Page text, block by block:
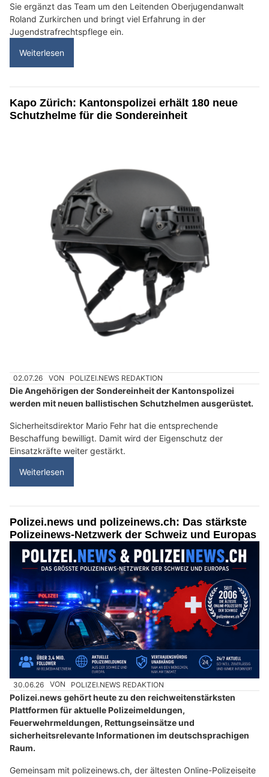
Sie ergänzt das Team um den Leitenden Oberjugendanwalt
Roland Zurkirchen und bringt viel Erfahrung in der
Jugendstrafrechtspflege ein.
Weiterlesen
Kapo Zürich: Kantonspolizei erhält 180 neue
Schutzhelme für die Sondereinheit
02.07.26 VON POLIZEI.NEWS REDAKTION
Die Angehörigen der Sondereinheit der Kantonspolizei
werden mit neuen ballistischen Schutzhelmen ausgerüstet.
Sicherheitsdirektor Mario Fehr hat die entsprechende
Beschaffung bewilligt. Damit wird der Eigenschutz der
Einsatzkräfte weiter gestärkt.
Weiterlesen
Polizei.news und polizeinews.ch: Das stärkste
Polizeinews-Netzwerk der Schweiz und Europas
30.06.26 VON POLIZEI.NEWS REDAKTION
Polizei.news gehört heute zu den reichweitenstärksten
Plattformen für aktuelle Polizeimeldungen,
Feuerwehrmeldungen, Rettungseinsätze und
sicherheitsrelevante Informationen im deutschsprachigen
Raum.
Gemeinsam mit polizeinews.ch, der ältesten Online-Polizeiseite